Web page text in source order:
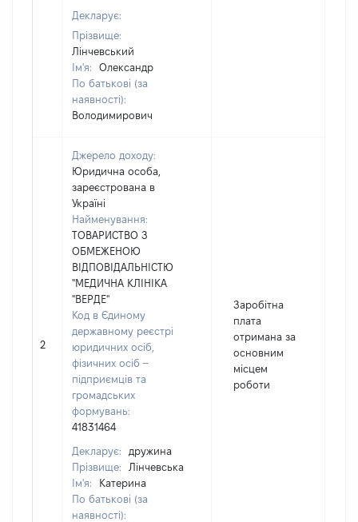
Декларує:
Прізвище:
Лінчевський
Ім'я:
Олександр
По батькові (за
наявності):
Володимирович
2
Джерело доходу:
Юридична особа,
зареєстрована в
Україні
Найменування:
ТОВАРИСТВО З
ОБМЕЖЕНОЮ
ВІДПОВІДАЛЬНІСТЮ
"МЕДИЧНА КЛІНІКА
"ВЕРДЕ"
Код в Єдиному
державному реєстрі
юридичних осіб,
фізичних осіб –
підприємців та
громадських
формувань:
41831464
Декларує:
дружина
Прізвище:
Лінчевська
Ім'я:
Катерина
По батькові (за
наявності):
Заробітна
плата
отримана за
основним
місцем
роботи